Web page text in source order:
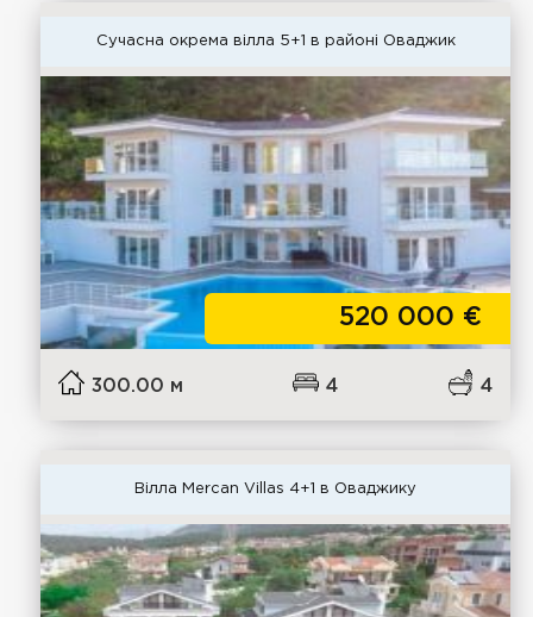
Сучасна окрема вілла 5+1 в районі Оваджик
520 000 €
300.00 м 4 4
Вілла Mercan Villas 4+1 в Оваджику